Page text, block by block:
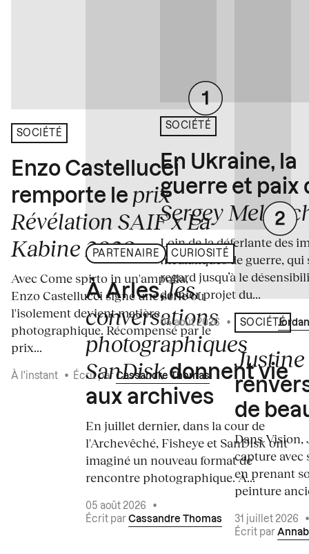
SOCIÉTÉ
Enzo Castellucci
remporte le prix
Révélation SAIF x La
Kabine 2026
Avec Come spirto in un'ampolla,
Enzo Castellucci signe une série où
l'isolement devient matière
photographique. Récompensé par le
prix...
À l'instant • Écrit par Cassandre Thomas
PARTENAIRE CURIOSITÉ
À Arles,les
conversations
photographiques
SanDiskdonnent vie
aux archives
En juillet dernier, dans la cour de
l'Archevêché, Fisheye et SanDisk ont
imaginé un nouveau format de
rencontre photographique. À...
05 août 2026
•
Écrit par Cassandre Thomas
SOCIÉTÉ
En Ukraine, la
guerre et paix
Sergey
Loin de la déferlante des
médiatiques de guerre, qui
regard jusqu’à le
dernier projet du...
04 août 2026 • Écrit par
SOCIÉTÉ
de
Dans
capture avec
en prenant
peinture
31 juillet 2026
Écrit par